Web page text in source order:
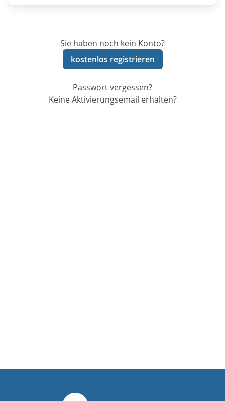
Sie haben noch kein Konto?
kostenlos registrieren
Passwort vergessen?
Keine Aktivierungsemail erhalten?